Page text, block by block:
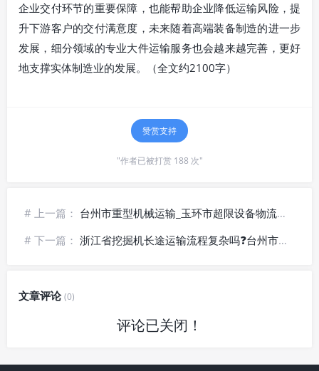
企业交付环节的重要保障，也能帮助企业降低运输风险，提
升下游客户的交付满意度，未来随着高端装备制造的进一步
发展，细分领域的专业大件运输服务也会越来越完善，更好
地支撑实体制造业的发展。（全文约2100字）
赞赏支持
"作者已被打赏 188 次"
# 上一篇： 台州市重型机械运输_玉环市超限设备物流【安全送达】
# 下一篇： 浙江省挖掘机长途运输流程复杂吗❓台州市工地设备托运_操作流程拆解
文章评论(0)
评论已关闭！